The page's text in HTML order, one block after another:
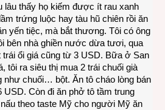
lâu thấy họ kiếm được ít rau xanh
trứng luộc hay tàu hũ chiên rồi ăn
yến tiệc, mà bắt thương. Tôi có ông
bên nhà ghiền nước dừa tươi, qua
trái ổi giá cũng từ 3 USD. Bữa ở San
tôi ra siêu thị mua 2 trái chuối già
như chuối… bột. Ăn tô cháo lòng bán
USD. Còn đi ăn phở tô tầm trung
theo taste Mỹ cho người Mỹ ăn